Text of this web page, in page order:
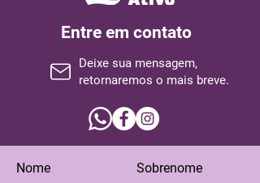
Entre em contato
Deixe sua mensagem,
retornaremos o mais breve.
Nome Sobrenome